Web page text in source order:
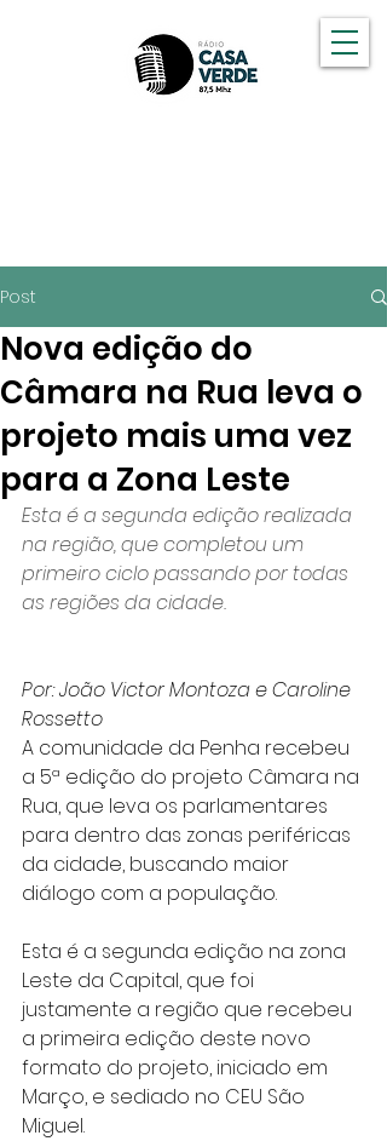
Post
Nova edição do
Câmara na Rua leva o
projeto mais uma vez
para a Zona Leste
Esta é a segunda edição realizada
na região, que completou um
primeiro ciclo passando por todas
as regiões da cidade.
Por: João Victor Montoza e Caroline
Rossetto
A comunidade da Penha recebeu
a 5ª edição do projeto Câmara na
Rua, que leva os parlamentares
para dentro das zonas periféricas
da cidade, buscando maior
diálogo com a população.
Esta é a segunda edição na zona
Leste da Capital, que foi
justamente a região que recebeu
a primeira edição deste novo
formato do projeto, iniciado em
Março, e sediado no CEU São
Miguel.